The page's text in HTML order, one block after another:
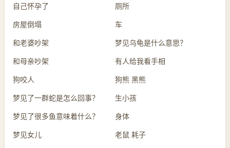
自己怀孕了 厕所
房屋倒塌 车
和老婆吵架 梦见乌龟是什么意思？
和母亲吵架 有人给我看手相
狗咬人 狗熊 黑熊
梦见了一群蛇是怎么回事？ 生小孩
梦见了很多鱼意味着什么？ 身体
梦见女儿 老鼠 耗子